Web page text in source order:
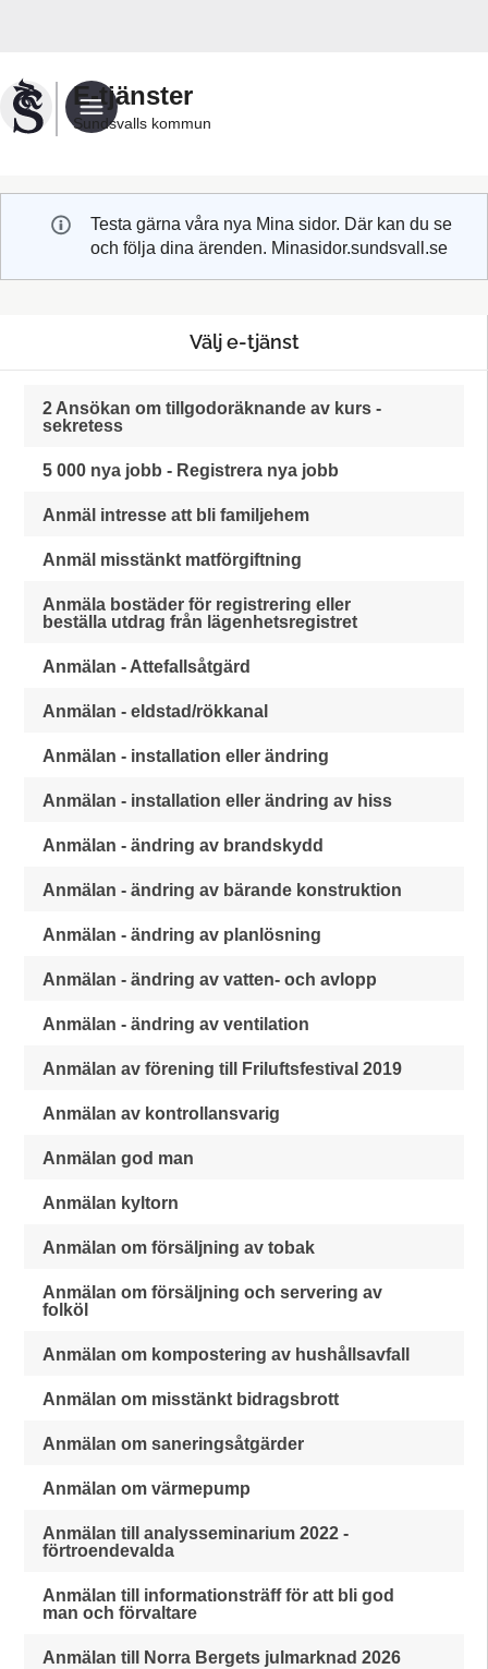
Sundsvalls
kommuns
e-
E-tjänster
Sundsvalls kommun
Testa gärna våra nya Mina sidor. Där kan du se
och följa dina ärenden. Minasidor.sundsvall.se
Välj e-tjänst
2 Ansökan om tillgodoräknande av kurs -
sekretess
5 000 nya jobb - Registrera nya jobb
Anmäl intresse att bli familjehem
Anmäl misstänkt matförgiftning
Anmäla bostäder för registrering eller
beställa utdrag från lägenhetsregistret
Anmälan - Attefallsåtgärd
Anmälan - eldstad/rökkanal
Anmälan - installation eller ändring
Anmälan - installation eller ändring av hiss
Anmälan - ändring av brandskydd
Anmälan - ändring av bärande konstruktion
Anmälan - ändring av planlösning
Anmälan - ändring av vatten- och avlopp
Anmälan - ändring av ventilation
Anmälan av förening till Friluftsfestival 2019
Anmälan av kontrollansvarig
Anmälan god man
Anmälan kyltorn
Anmälan om försäljning av tobak
Anmälan om försäljning och servering av
folköl
Anmälan om kompostering av hushållsavfall
Anmälan om misstänkt bidragsbrott
Anmälan om saneringsåtgärder
Anmälan om värmepump
Anmälan till analysseminarium 2022 -
förtroendevalda
Anmälan till informationsträff för att bli god
man och förvaltare
Anmälan till Norra Bergets julmarknad 2026